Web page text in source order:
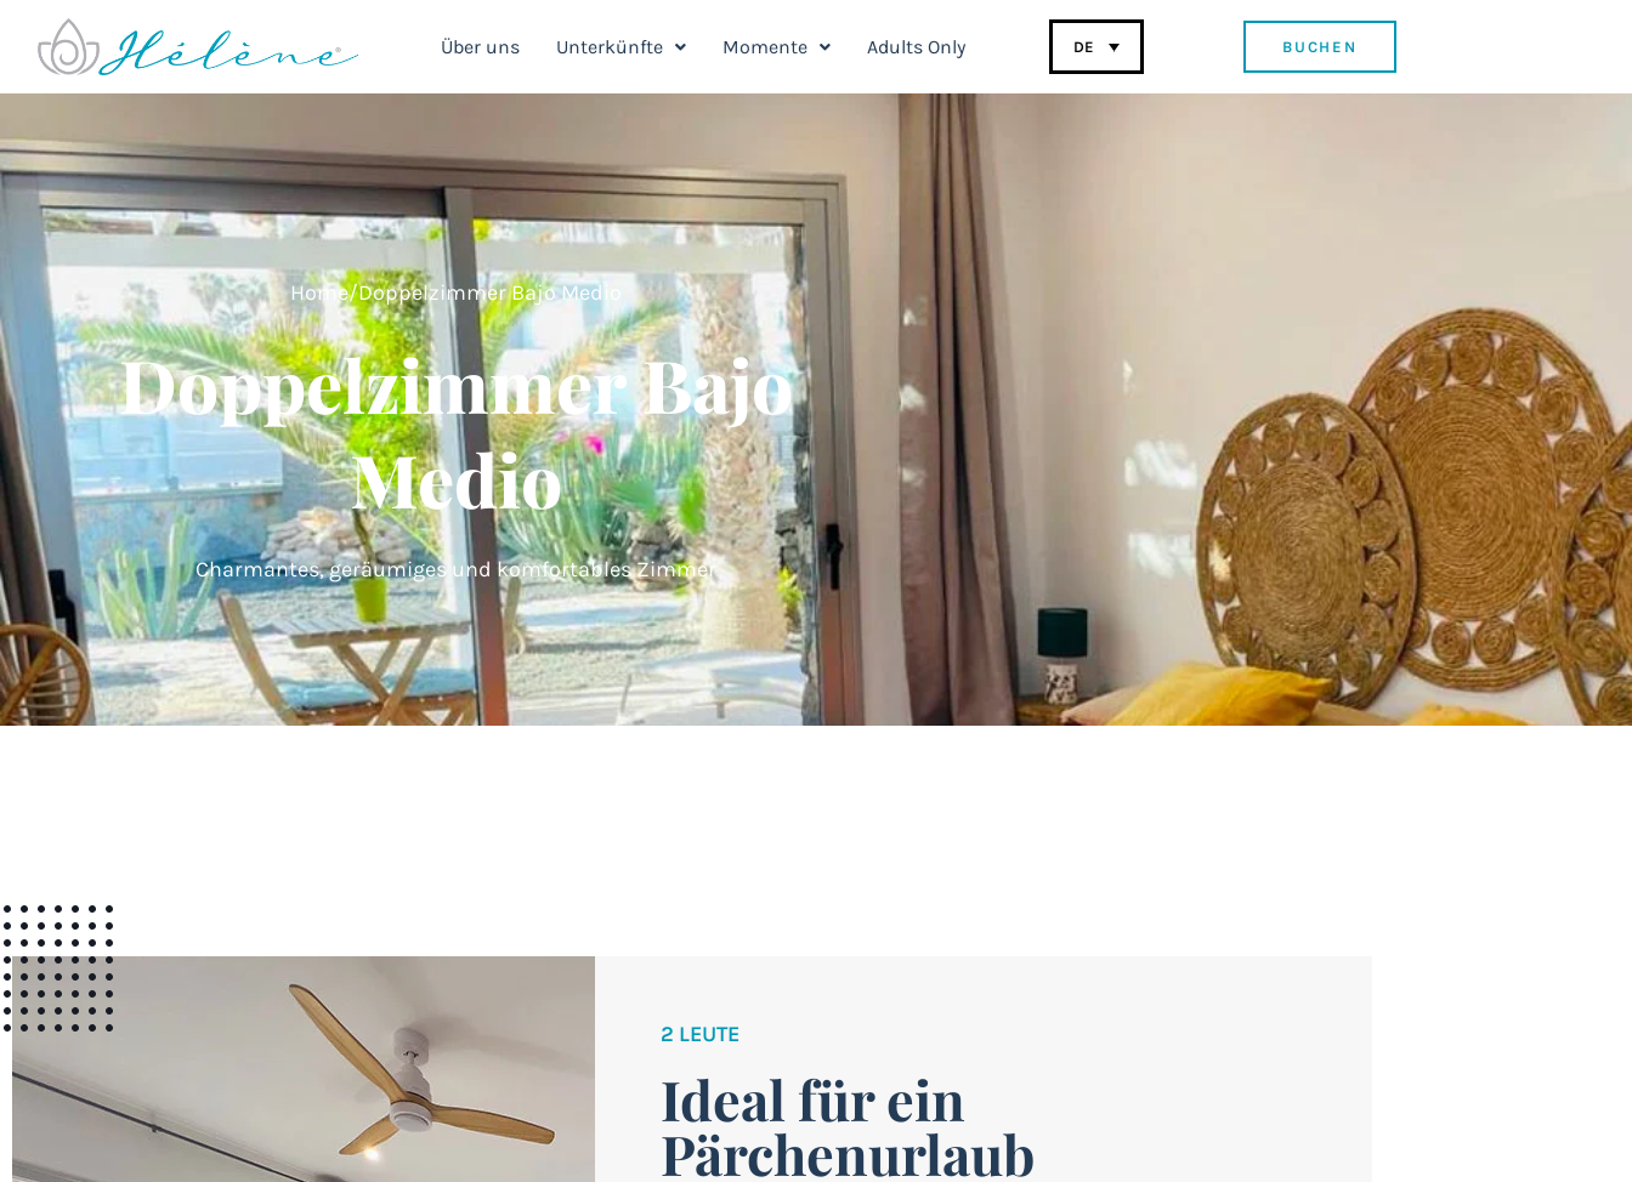
Über uns Unterkünfte Momente Adults Only DE BUCHEN
Home/Doppelzimmer Bajo Medio
Doppelzimmer Bajo
Medio
Charmantes, geräumiges und komfortables Zimmer
2 LEUTE
Ideal für ein
Pärchenurlaub